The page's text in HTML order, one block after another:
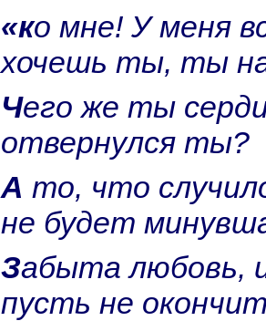
«кo мне! У меня все то, что
хочешь ты, ты
Чего же ты сердишься, зачем
отвернулся ты?
А то, что случилось… Пусть
не будет
Забыта любовь, и дружба
пусть не